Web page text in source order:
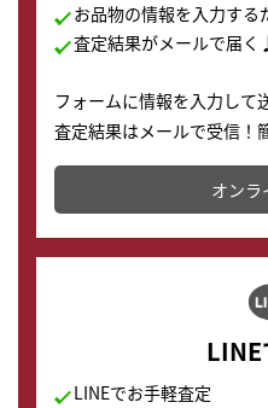
お品物の情報を入力する
査定結果がメールで届く
フォームに情報を入力して
査定結果はメールで受信！
かります。
オンラ
LINEでお手軽査定